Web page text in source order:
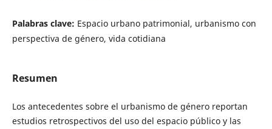
Palabras clave: Espacio urbano patrimonial, urbanismo con
perspectiva de género, vida cotidiana
Resumen
Los antecedentes sobre el urbanismo de género reportan
estudios retrospectivos del uso del espacio público y las